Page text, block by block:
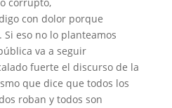
con dolor porque
eso no lo planteamos
va a seguir
fuerte el discurso de la
que dice que todos los
roban y todos son